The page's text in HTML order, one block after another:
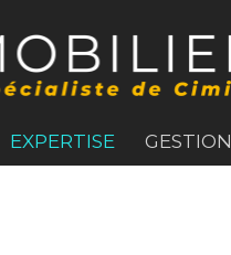
EXPERTISE GESTION